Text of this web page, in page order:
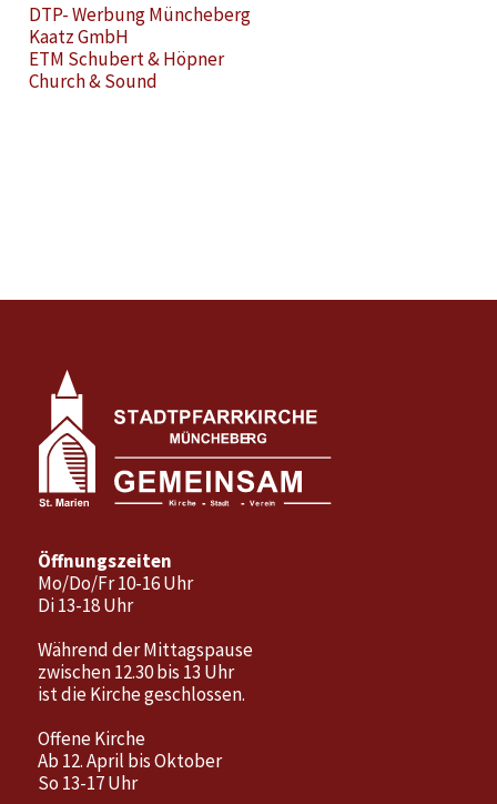
DTP- Werbung Müncheberg
Kaatz GmbH
ETM Schubert & Höpner
Church & Sound
Öffnungszeiten
Mo/Do/Fr 10-16 Uhr
Di 13-18 Uhr
Während der Mittagspause
zwischen 12.30 bis 13 Uhr
ist die Kirche geschlossen.
Offene Kirche
Ab 12. April bis Oktober
So 13-17 Uhr